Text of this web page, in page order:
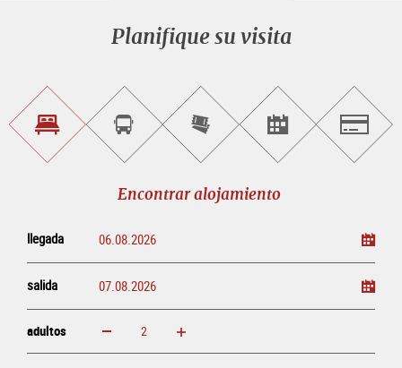
Planifique su visita
Encontrar
alojamiento
Reservar
visitas
guiadas
Comprar
entradas
en
Encontrar<br>
eventos
Encontrar alojamiento
llegada
salida
adultos aumentar disminuir